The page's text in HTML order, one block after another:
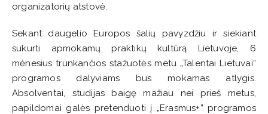
organizatorių atstovė.
Sekant daugelio Europos šalių pavyzdžiu ir siekiant
sukurti apmokamų praktikų kultūrą Lietuvoje, 6
mėnesius trunkančios stažuotės metu „Talentai Lietuvai“
programos dalyviams bus mokamas atlygis.
Absolventai, studijas baigę mažiau nei prieš metus,
papildomai galės pretenduoti į „Erasmus+” programos